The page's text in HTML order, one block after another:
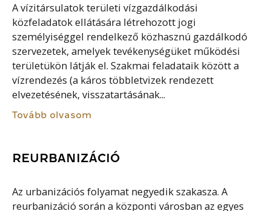
A vízitársulatok területi vízgazdálkodási
közfeladatok ellátására létrehozott jogi
személyiséggel rendelkező közhasznú gazdálkodó
szervezetek, amelyek tevékenységüket működési
területükön látják el. Szakmai feladataik között a
vízrendezés (a káros többletvizek rendezett
elvezetésének, visszatartásának...
Tovább olvasom
REURBANIZÁCIÓ
Az urbanizációs folyamat negyedik szakasza. A
reurbanizáció során a központi városban az egyes